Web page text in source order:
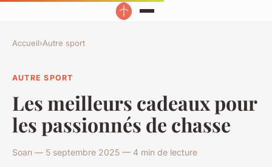
Accueil›Autre sport
AUTRE SPORT
Les meilleurs cadeaux pour
les passionnés de chasse
Soan — 5 septembre 2025 — 4 min de lecture